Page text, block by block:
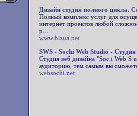
Дизайн студия полного цикла.
Полный комплекс услуг для
интернет проектов любой
р...
www.bizua.net
SWS - Sochi Web Studio - Студия
Студия веб дизайна "Soc i Web S
аудиторию, тем самым вы
websochi.net